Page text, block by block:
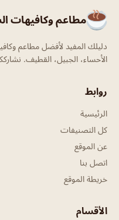
مطاعم وكافيهات
دليلك المفيد لأفضل مطاعم
الأحساء، الجبيل، القطيف.
روابط
الرئيسية
كل التصنيفات
عن الموقع
اتصل بنا
خريطة الموقع
الأقسام